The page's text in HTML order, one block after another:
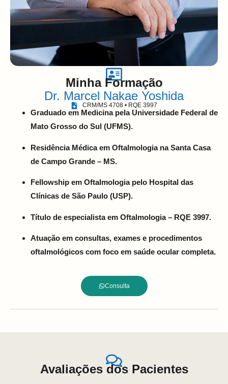
Minha Formação
Dr. Marcel Nakae Yoshida
CRM/MS 4708 • RQE 3997
Graduado em Medicina pela Universidade Federal de
Mato Grosso do Sul (UFMS).
Residência Médica em Oftalmologia na Santa Casa
de Campo Grande – MS.
Fellowship em Oftalmologia pelo Hospital das
Clínicas de São Paulo (USP).
Título de especialista em Oftalmologia – RQE 3997.
Atuação em consultas, exames e procedimentos
oftalmológicos com foco em saúde ocular completa.
Consulta
Avaliações dos Pacientes